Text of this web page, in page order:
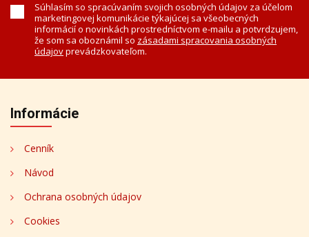
Súhlasím so spracúvaním svojich osobných údajov za účelom
marketingovej komunikácie týkajúcej sa všeobecných
informácií o novinkách prostredníctvom e-mailu a potvrdzujem,
že som sa oboznámil so zásadami spracovania osobných
údajovprevádzkovateľom.
Informácie
Cenník
Návod
Ochrana osobných údajov
Cookies